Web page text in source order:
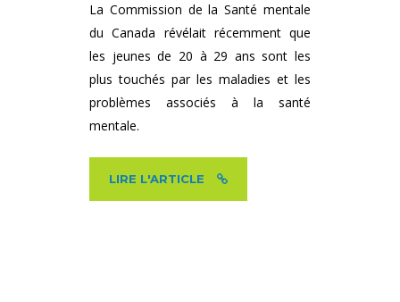
La Commission de la Santé mentale
du Canada révélait récemment que
les jeunes de 20 à 29 ans sont les
plus touchés par les maladies et les
problèmes associés à la santé
mentale.
LIRE L'ARTICLE